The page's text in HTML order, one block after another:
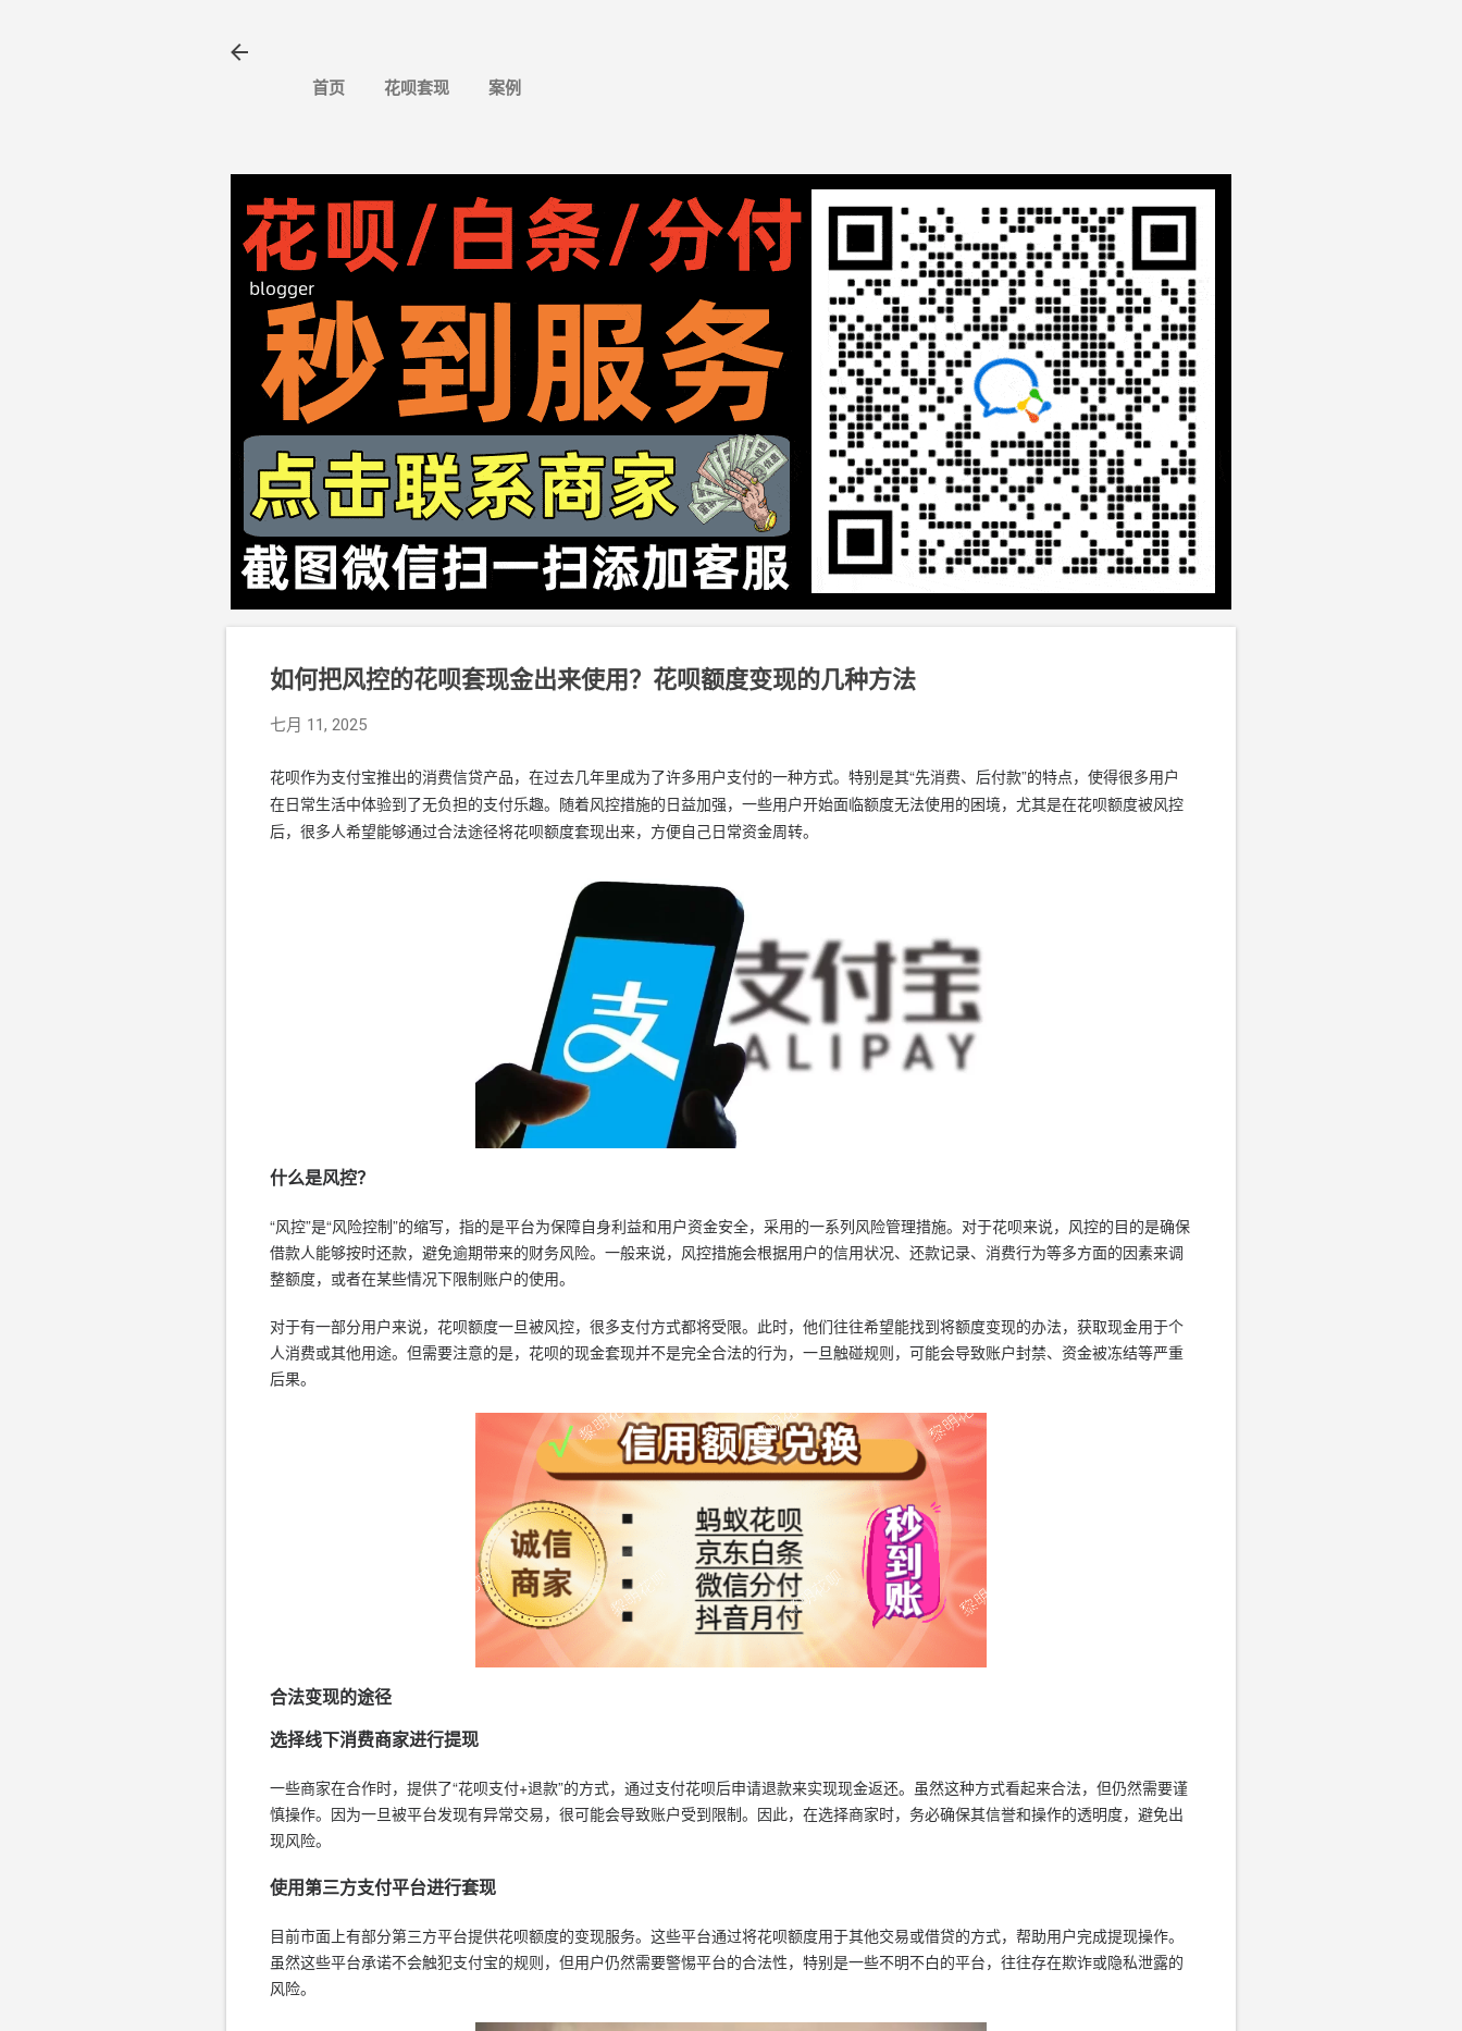
首页 花呗套现 案例
如何把风控的花呗套现金出来使用？花呗额度变现的几种方法
七月 11, 2025
花呗作为支付宝推出的消费信贷产品，在过去几年里成为了许多用户支付的一种方式。特别是其“先消费、后付款”的特点，使得很多用户
在日常生活中体验到了无负担的支付乐趣。随着风控措施的日益加强，一些用户开始面临额度无法使用的困境，尤其是在花呗额度被风控
后，很多人希望能够通过合法途径将花呗额度套现出来，方便自己日常资金周转。
什么是风控？
“风控”是“风险控制”的缩写，指的是平台为保障自身利益和用户资金安全，采用的一系列风险管理措施。对于花呗来说，风控的目的是确保
借款人能够按时还款，避免逾期带来的财务风险。一般来说，风控措施会根据用户的信用状况、还款记录、消费行为等多方面的因素来调
整额度，或者在某些情况下限制账户的使用。
对于有一部分用户来说，花呗额度一旦被风控，很多支付方式都将受限。此时，他们往往希望能找到将额度变现的办法，获取现金用于个
人消费或其他用途。但需要注意的是，花呗的现金套现并不是完全合法的行为，一旦触碰规则，可能会导致账户封禁、资金被冻结等严重
后果。
合法变现的途径
选择线下消费商家进行提现
一些商家在合作时，提供了“花呗支付+退款”的方式，通过支付花呗后申请退款来实现现金返还。虽然这种方式看起来合法，但仍然需要谨
慎操作。因为一旦被平台发现有异常交易，很可能会导致账户受到限制。因此，在选择商家时，务必确保其信誉和操作的透明度，避免出
现风险。
使用第三方支付平台进行套现
目前市面上有部分第三方平台提供花呗额度的变现服务。这些平台通过将花呗额度用于其他交易或借贷的方式，帮助用户完成提现操作。
虽然这些平台承诺不会触犯支付宝的规则，但用户仍然需要警惕平台的合法性，特别是一些不明不白的平台，往往存在欺诈或隐私泄露的
风险。